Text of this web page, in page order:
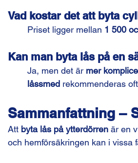
Vad kostar det att byta
Priset ligger mellan 1 500
Kan man byta lås på en
Ja, men det är mer
låssmed rekommenderas
Sammanfattning –
Att byta lås på ytterdörren är en
och hemförsäkringen kan i vissa